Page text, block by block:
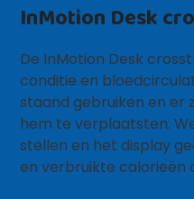
InMotion Desk
De InMotion Desk
conditie en
staand gebruiken en er
hem te verplaatsten.
stellen en het display
en verbruikte calorieën